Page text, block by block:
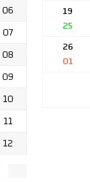
19
25
26
01
06
07
08
09
10
11
12